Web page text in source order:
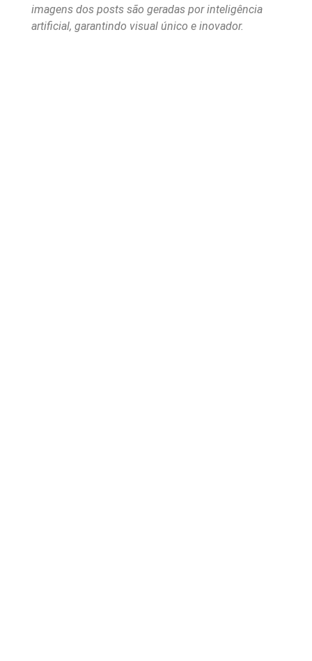
imagens dos posts são geradas por inteligência
artificial, garantindo visual único e inovador.